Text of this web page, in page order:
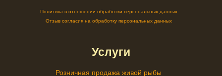
Политика в отношении обработки персональных данных
Отзыв согласия на обработку персональных данных
Услуги
Розничная продажа живой рыбы